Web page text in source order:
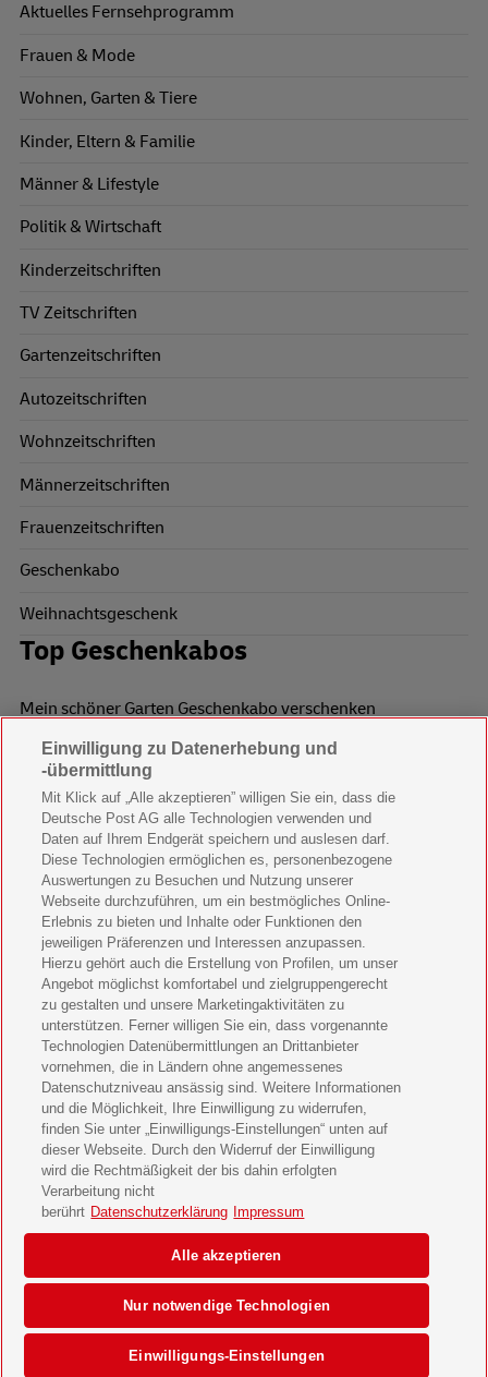
Aktuelles Fernsehprogramm
Frauen & Mode
Wohnen, Garten & Tiere
Kinder, Eltern & Familie
Männer & Lifestyle
Politik & Wirtschaft
Kinderzeitschriften
TV Zeitschriften
Gartenzeitschriften
Autozeitschriften
Wohnzeitschriften
Männerzeitschriften
Frauenzeitschriften
Geschenkabo
Weihnachtsgeschenk
Top Geschenkabos
Mein schöner Garten Geschenkabo verschenken
Wohnen & Garten Geschenkabo verschenken
Mein schönes Land Geschenkabo verschenken
Bild der Frau Geschenkabo verschenken
11 Freunde Geschenkabo verschenken
LEGO Ninjago Magazin Geschenkabo verschenken
Brigitte Geschenkabo verschenken
GEOlino Geschenkabo verschenken
Stern Crime Geschenkabo verschenken
Welt der Wunder Geschenkabo verschenken
GEO Geschenkabo verschenken
Datenschutz & Cookies
Einwilligungs-Einstellungen
Barrierefreiheit
© 2026 Deutsche Post AG
Einwilligung zu Datenerhebung und
-übermittlung
Mit Klick auf „Alle akzeptieren” willigen Sie ein, dass die
Deutsche Post AG alle Technologien verwenden und
Daten auf Ihrem Endgerät speichern und auslesen darf.
Diese Technologien ermöglichen es, personenbezogene
Auswertungen zu Besuchen und Nutzung unserer
Webseite durchzuführen, um ein bestmögliches Online-
Erlebnis zu bieten und Inhalte oder Funktionen den
jeweiligen Präferenzen und Interessen anzupassen.
Hierzu gehört auch die Erstellung von Profilen, um unser
Angebot möglichst komfortabel und zielgruppengerecht
zu gestalten und unsere Marketingaktivitäten zu
unterstützen. Ferner willigen Sie ein, dass vorgenannte
Technologien Datenübermittlungen an Drittanbieter
vornehmen, die in Ländern ohne angemessenes
Datenschutzniveau ansässig sind. Weitere Informationen
und die Möglichkeit, Ihre Einwilligung zu widerrufen,
finden Sie unter „Einwilligungs-Einstellungen“ unten auf
dieser Webseite. Durch den Widerruf der Einwilligung
wird die Rechtmäßigkeit der bis dahin erfolgten
Verarbeitung nicht
berührt Datenschutzerklärung Impressum
Einwilligungs-Einstellungen
Nur notwendige Technologien
Alle akzeptieren